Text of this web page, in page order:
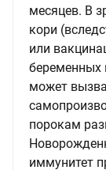
месяцев. В
кори
или
беременных
может
порокам
иммунитет